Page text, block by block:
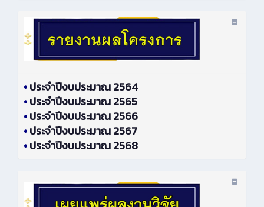
•ประจำปีงบประมาณ 2564
•ประจำปีงบประมาณ 2565
•ประจำปีงบประมาณ 2566
•ประจำปีงบประมาณ 2567
•ประจำปีงบประมาณ 2568